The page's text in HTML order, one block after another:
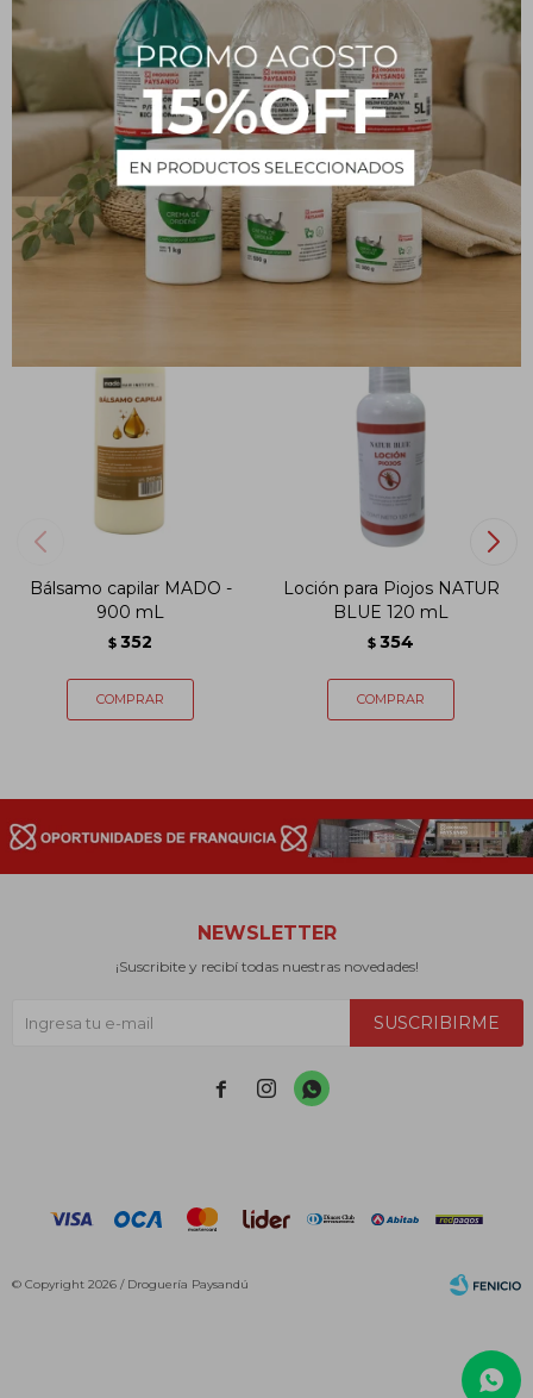
Otorga suavidad y brillo. Facilita el brushing, moldea los rizos y
todo tipo de peinado. No engrasa el cabello.
PRODUCTOS QUE TE PUEDEN INTERESAR
Bálsamo capilar MADO -
900 mL
$ 352
Loción para Piojos NATUR
BLUE 120 mL
$ 354
NEWSLETTER
¡Suscribite y recibí todas nuestras novedades!
SUSCRIBIRME
  
© Copyright 2026 / Droguería Paysandú